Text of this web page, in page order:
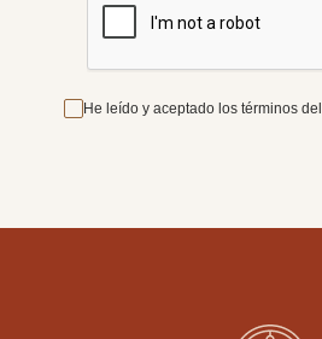
He leído y aceptado los términos del